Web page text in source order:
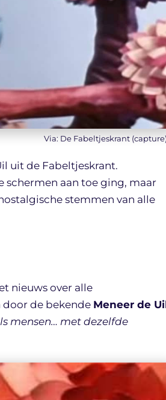
Via: De Fabeltjeskrant
uit de Fabeltjeskrant.
schermen aan toe ging, maar
stemmen van alle
nieuws over alle
de bekende Meneer de
mensen… met dezelfde